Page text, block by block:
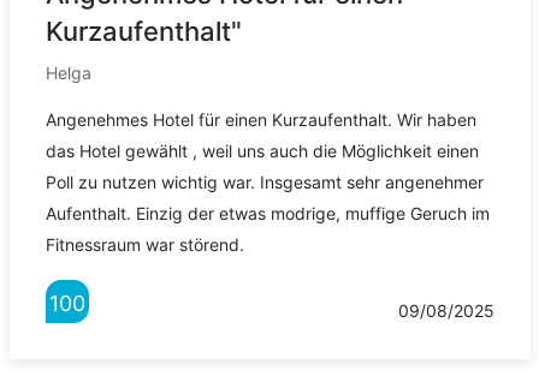
Kurzaufenthalt"
Helga
Angenehmes Hotel für einen Kurzaufenthalt. Wir haben
das Hotel gewählt , weil uns auch die Möglichkeit einen
Poll zu nutzen wichtig war. Insgesamt sehr angenehmer
Aufenthalt. Einzig der etwas modrige, muffige Geruch im
Fitnessraum war störend.
100 09/08/2025